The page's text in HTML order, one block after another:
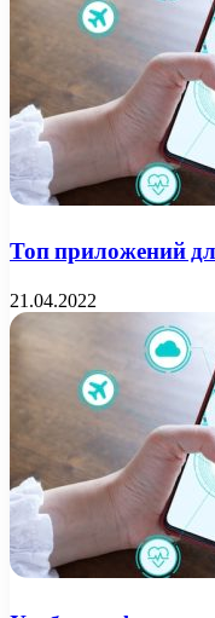
Топ приложений
21.04.2022